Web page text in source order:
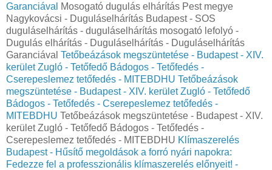
Garanciával
Mosogató dugulás elhárítás Pest megye
Nagykovácsi - Duguláselhárítás Budapest - SOS
duguláselhárítás - duguláselhárítás mosogató lefolyó -
Dugulás elhárítás - Duguláselhárítás - Duguláselhárítás
Garanciával Tetőbeázások megszüntetése - Budapest - XIV.
kerület Zugló - Tetőfedő Bádogos - Tetőfedés -
Cserepeslemez tetőfedés - MITEBDHU Tetőbeázások
megszüntetése - Budapest - XIV. kerület Zugló - Tetőfedő
Bádogos - Tetőfedés - Cserepeslemez tetőfedés -
MITEBDHU Tetőbeázások megszüntetése - Budapest - XIV.
kerület Zugló - Tetőfedő Bádogos - Tetőfedés -
Cserepeslemez tetőfedés - MITEBDHU Klímaszerelés
Budapest - Hűsítő megoldások a forró nyári napokra:
Fedezze fel a professzionális klímaszerelés előnyeit! -